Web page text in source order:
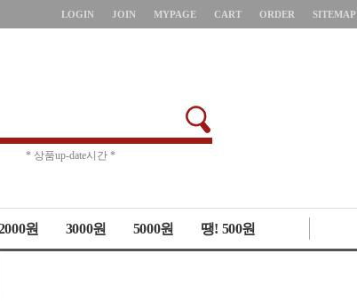
LOGIN JOIN MYPAGE CART ORDER SITEMAP
* 주문취소 제한 *
* 상품up-date시간 *
원 3000원 5000원 땡! 500원